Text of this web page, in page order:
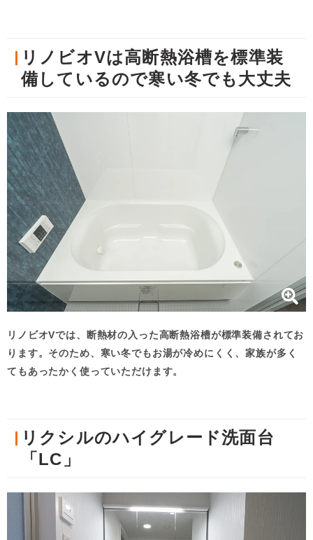
リノビオVは高断熱浴槽を標準装
備しているので寒い冬でも大丈夫
リノビオVでは、断熱材の入った高断熱浴槽が標準装備されてお
ります。そのため、寒い冬でもお湯が冷めにくく、家族が多く
てもあったかく使っていただけます。
リクシルのハイグレード洗面台
「LC」